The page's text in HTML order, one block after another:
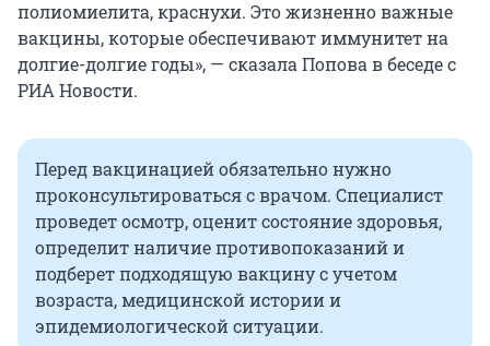
полиомиелита, краснухи. Это жизненно важные
вакцины, которые обеспечивают иммунитет на
долгие-долгие годы», — сказала Попова в беседе с
РИА Новости.
Перед вакцинацией обязательно нужно
проконсультироваться с врачом. Специалист
проведет осмотр, оценит состояние здоровья,
определит наличие противопоказаний и
подберет подходящую вакцину с учетом
возраста, медицинской истории и
эпидемиологической ситуации.